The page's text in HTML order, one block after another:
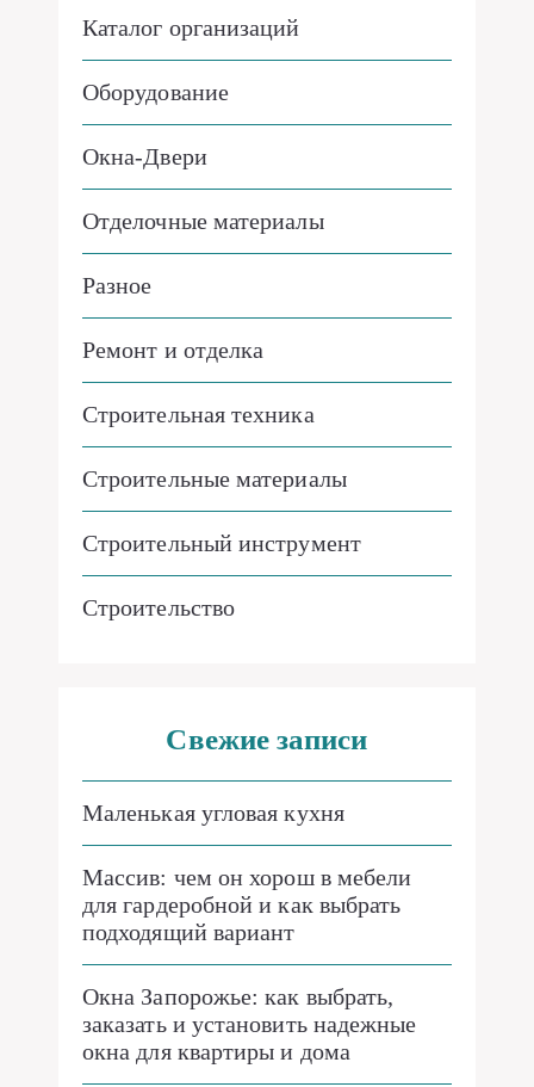
Каталог организаций
Оборудование
Окна-Двери
Отделочные материалы
Разное
Ремонт и отделка
Строительная техника
Строительные материалы
Строительный инструмент
Строительство
Свежие записи
Маленькая угловая кухня
Массив: чем он хорош в мебели
для гардеробной и как выбрать
подходящий вариант
Окна Запорожье: как выбрать,
заказать и установить надежные
окна для квартиры и дома